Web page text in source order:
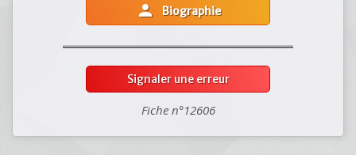
person Biographie
Signaler une erreur
Fiche n°12606